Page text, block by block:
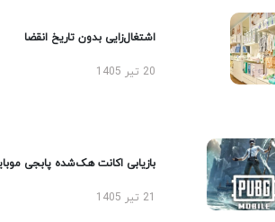
اشتغال‌زایی بدون تاریخ انقضا
20 تیر 1405
بازیابی اکانت هک‌شده پابجی موبایل